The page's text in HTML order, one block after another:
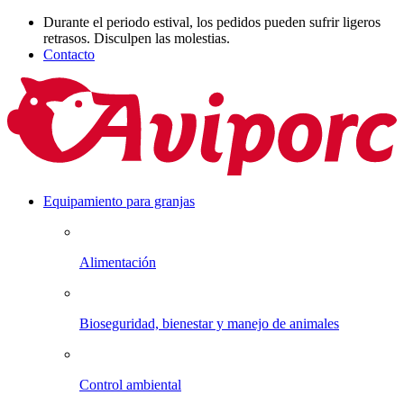
Durante el periodo estival, los pedidos pueden sufrir ligeros
retrasos. Disculpen las molestias.
Contacto
Equipamiento para granjas
Alimentación
Bioseguridad, bienestar y manejo de animales
Control ambiental